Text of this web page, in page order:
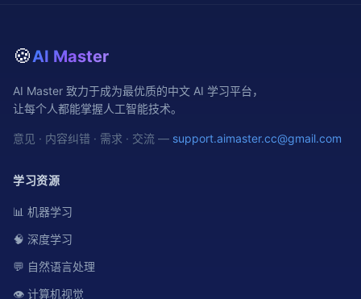
🍪AI Master
AI Master 致力于成为最优质的中文 AI 学习平台，
让每个人都能掌握人工智能技术。
意见 · 内容纠错 · 需求 · 交流 — support.aimaster.cc@gmail.com
学习资源
📊 机器学习
🧠 深度学习
💬 自然语言处理
👁️ 计算机视觉